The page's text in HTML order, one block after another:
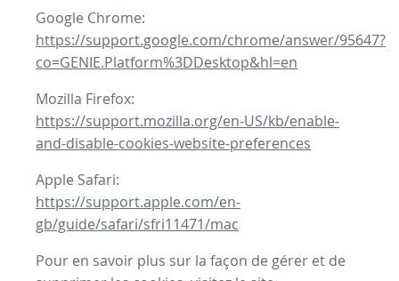
Google Chrome:
https://support.google.com/chrome/answer/95647?
co=GENIE.Platform%3DDesktop&hl=en
Mozilla Firefox:
https://support.mozilla.org/en-US/kb/enable-
and-disable-cookies-website-preferences
Apple Safari:
https://support.apple.com/en-
gb/guide/safari/sfri11471/mac
Pour en savoir plus sur la façon de gérer et de